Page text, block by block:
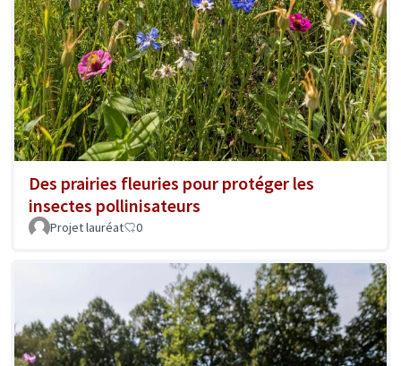
Des prairies fleuries pour protéger les
insectes pollinisateurs
Projet lauréat 0